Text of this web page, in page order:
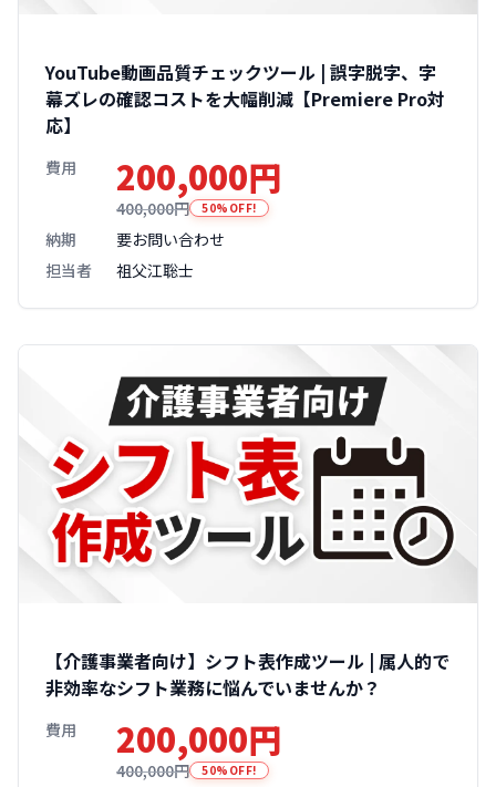
YouTube動画品質チェックツール | 誤字脱字、字
幕ズレの確認コストを大幅削減【Premiere Pro対
応】
費用 200,000円
400,000円 50%OFF!
納期
要お問い合わせ
担当者
祖父江聡士
【介護事業者向け】シフト表作成ツール | 属人的で
非効率なシフト業務に悩んでいませんか？
費用 200,000円
400,000円 50%OFF!